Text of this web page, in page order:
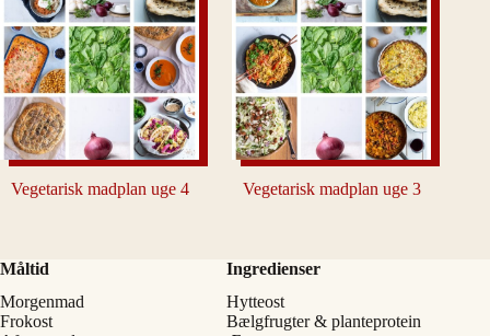
Vegetarisk madplan uge 4 Vegetarisk madplan uge 3
Måltid
Morgenmad
Frokost
Ingredienser
Hytteost
Bælgfrugter & planteprotein